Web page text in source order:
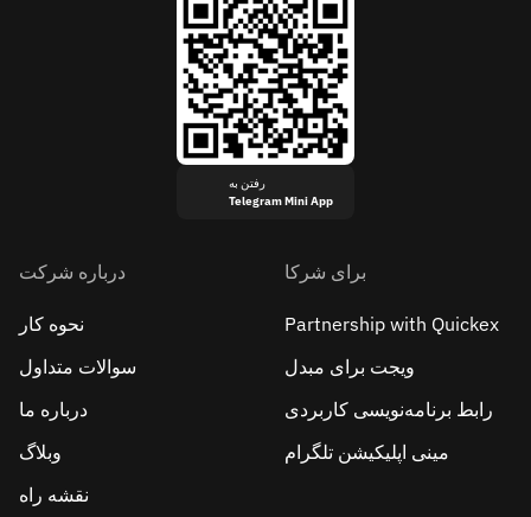
رفتن به
Telegram Mini App
درباره شرکت
نحوه کار
سوالات متداول
درباره ما
وبلاگ
نقشه راه
برای شرکا
Partnership with Quickex
ویجت برای مبدل
رابط برنامه‌نویسی کاربردی
مینی اپلیکیشن تلگرام